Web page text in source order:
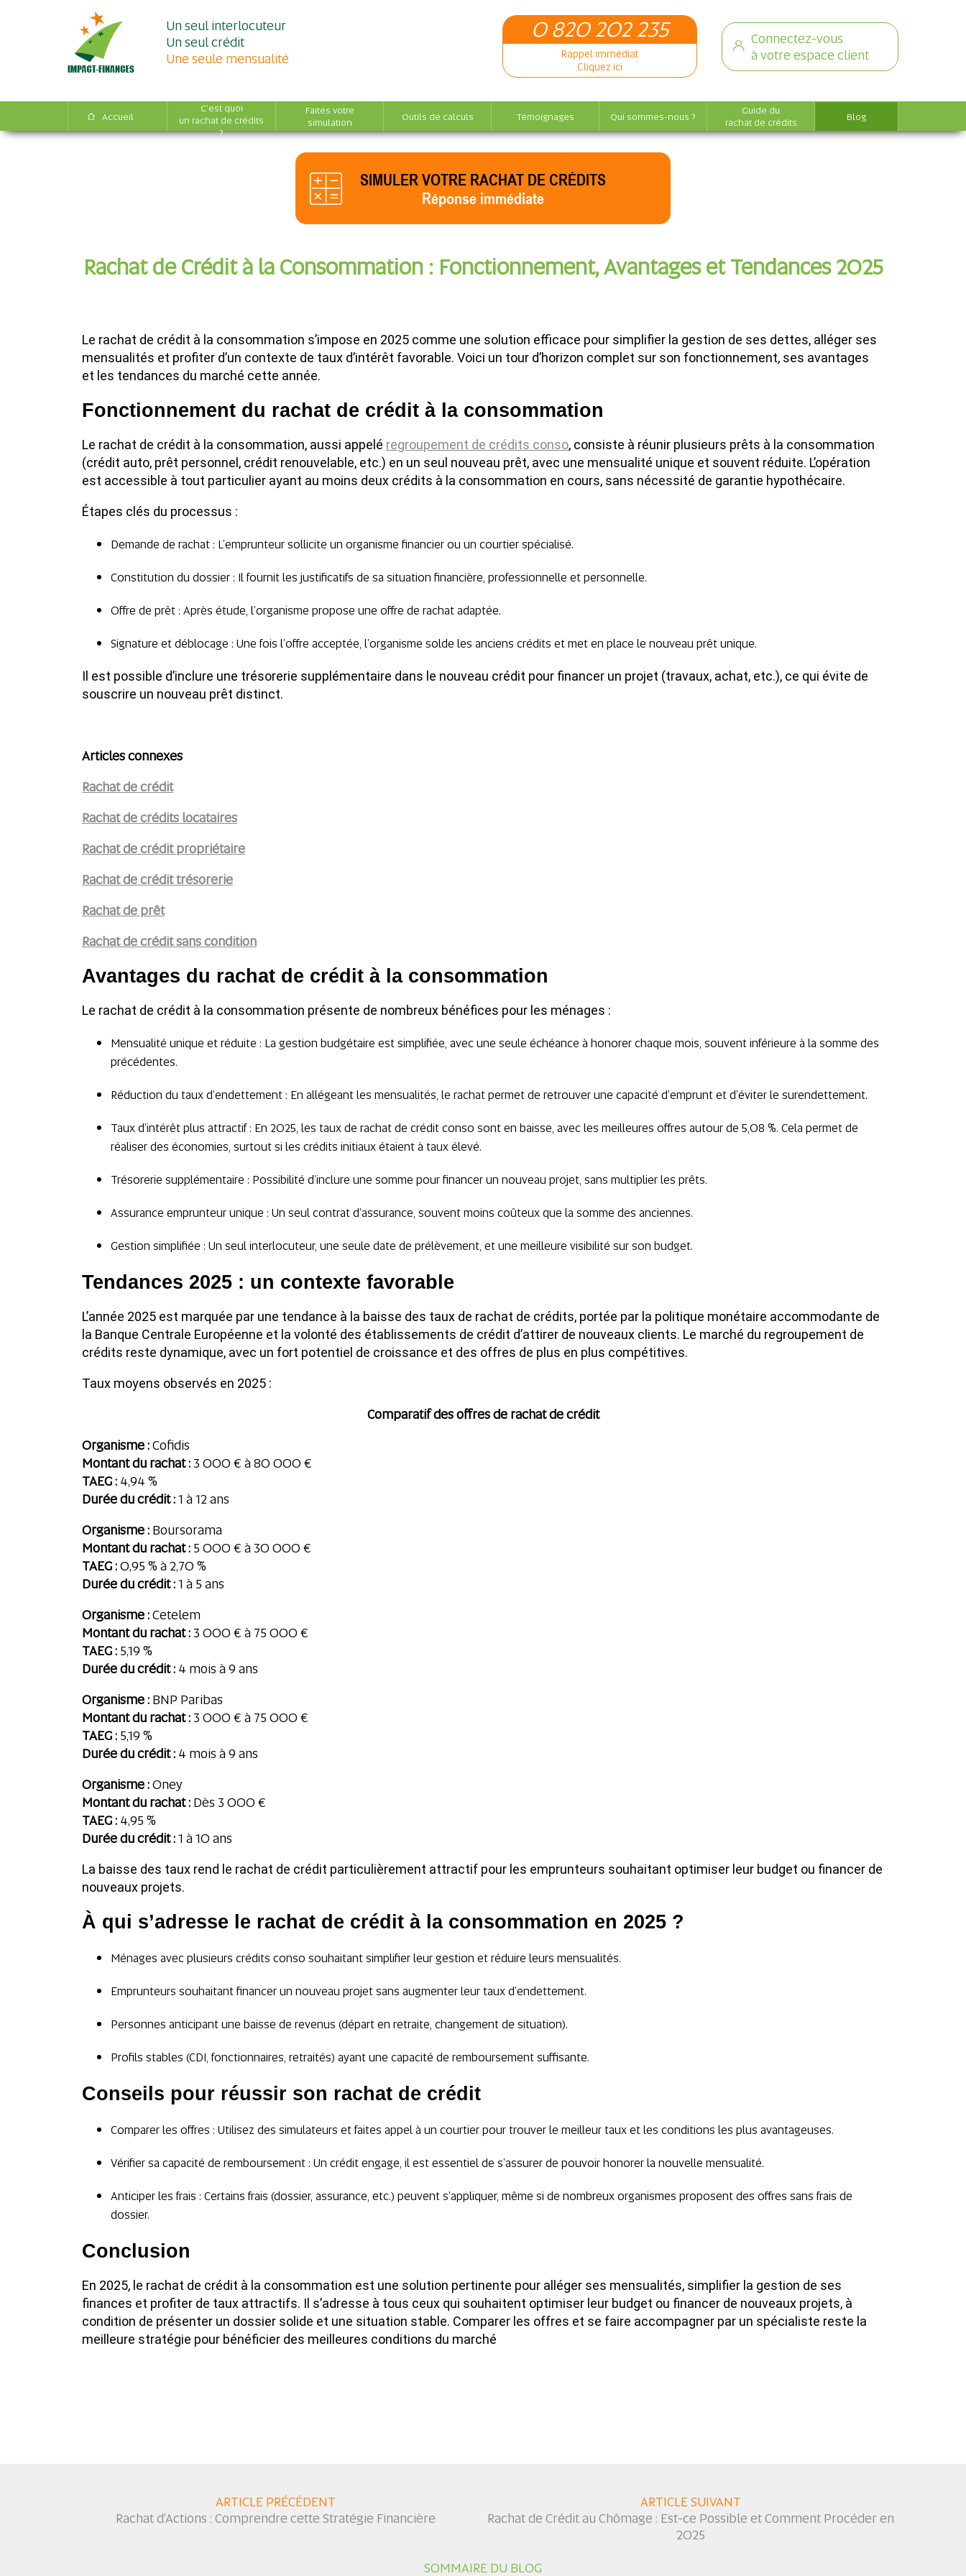
Un seul interlocuteur
Un seul crédit
Une seule mensualité
0 820 202 235
Rappel immédiat
Cliquez ici
Connectez-vous
à votre espace client
Accueil
C'est quoi
un rachat de crédits
?
Faites votre
simulation
Outils de calculs Témoignages Qui sommes-nous ?
Guide du
rachat de crédits
Blog
SIMULER VOTRE RACHAT DE CRÉDITS
Réponse immédiate
Rachat de Crédit à la Consommation : Fonctionnement, Avantages et Tendances 2025
Le rachat de crédit à la consommation s’impose en 2025 comme une solution efficace pour simplifier la gestion de ses dettes, alléger ses
mensualités et profiter d’un contexte de taux d’intérêt favorable. Voici un tour d’horizon complet sur son fonctionnement, ses avantages
et les tendances du marché cette année.
Fonctionnement du rachat de crédit à la consommation
Le rachat de crédit à la consommation, aussi appelé regroupement de crédits conso, consiste à réunir plusieurs prêts à la consommation
(crédit auto, prêt personnel, crédit renouvelable, etc.) en un seul nouveau prêt, avec une mensualité unique et souvent réduite. L’opération
est accessible à tout particulier ayant au moins deux crédits à la consommation en cours, sans nécessité de garantie hypothécaire.
Étapes clés du processus :
Demande de rachat : L’emprunteur sollicite un organisme financier ou un courtier spécialisé.
Constitution du dossier : Il fournit les justificatifs de sa situation financière, professionnelle et personnelle.
Offre de prêt : Après étude, l’organisme propose une offre de rachat adaptée.
Signature et déblocage : Une fois l’offre acceptée, l’organisme solde les anciens crédits et met en place le nouveau prêt unique.
Il est possible d’inclure une trésorerie supplémentaire dans le nouveau crédit pour financer un projet (travaux, achat, etc.), ce qui évite de
souscrire un nouveau prêt distinct.
Articles connexes
Rachat de crédit
Rachat de crédits locataires
Rachat de crédit propriétaire
Rachat de crédit trésorerie
Rachat de prêt
Rachat de crédit sans condition
Avantages du rachat de crédit à la consommation
Le rachat de crédit à la consommation présente de nombreux bénéfices pour les ménages :
Mensualité unique et réduite : La gestion budgétaire est simplifiée, avec une seule échéance à honorer chaque mois, souvent inférieure à la somme des
précédentes.
Réduction du taux d’endettement : En allégeant les mensualités, le rachat permet de retrouver une capacité d’emprunt et d’éviter le surendettement.
Taux d’intérêt plus attractif : En 2025, les taux de rachat de crédit conso sont en baisse, avec les meilleures offres autour de 5,08 %. Cela permet de
réaliser des économies, surtout si les crédits initiaux étaient à taux élevé.
Trésorerie supplémentaire : Possibilité d’inclure une somme pour financer un nouveau projet, sans multiplier les prêts.
Assurance emprunteur unique : Un seul contrat d’assurance, souvent moins coûteux que la somme des anciennes.
Gestion simplifiée : Un seul interlocuteur, une seule date de prélèvement, et une meilleure visibilité sur son budget.
Tendances 2025 : un contexte favorable
L’année 2025 est marquée par une tendance à la baisse des taux de rachat de crédits, portée par la politique monétaire accommodante de
la Banque Centrale Européenne et la volonté des établissements de crédit d’attirer de nouveaux clients. Le marché du regroupement de
crédits reste dynamique, avec un fort potentiel de croissance et des offres de plus en plus compétitives.
Taux moyens observés en 2025 :
Comparatif des offres de rachat de crédit
Organisme :Cofidis
Montant du rachat : 3 000 € à 80 000 €
TAEG : 4,94 %
Durée du crédit :1 à 12 ans
Organisme : Boursorama
Montant du rachat : 5 000 € à 30 000 €
TAEG :0,95 % à 2,70 %
Durée du crédit :1 à 5 ans
Organisme :Cetelem
Montant du rachat : 3 000 € à 75 000 €
TAEG : 5,19 %
Durée du crédit : 4 mois à 9 ans
Organisme : BNP Paribas
Montant du rachat : 3 000 € à 75 000 €
TAEG : 5,19 %
Durée du crédit : 4 mois à 9 ans
Organisme :Oney
Montant du rachat : Dès 3 000 €
TAEG : 4,95 %
Durée du crédit :1 à 10 ans
La baisse des taux rend le rachat de crédit particulièrement attractif pour les emprunteurs souhaitant optimiser leur budget ou financer de
nouveaux projets.
À qui s’adresse le rachat de crédit à la consommation en 2025 ?
Ménages avec plusieurs crédits conso souhaitant simplifier leur gestion et réduire leurs mensualités.
Emprunteurs souhaitant financer un nouveau projet sans augmenter leur taux d’endettement.
Personnes anticipant une baisse de revenus (départ en retraite, changement de situation).
Profils stables (CDI, fonctionnaires, retraités) ayant une capacité de remboursement suffisante.
Conseils pour réussir son rachat de crédit
Comparer les offres : Utilisez des simulateurs et faites appel à un courtier pour trouver le meilleur taux et les conditions les plus avantageuses.
Vérifier sa capacité de remboursement : Un crédit engage, il est essentiel de s’assurer de pouvoir honorer la nouvelle mensualité.
Anticiper les frais : Certains frais (dossier, assurance, etc.) peuvent s’appliquer, même si de nombreux organismes proposent des offres sans frais de
dossier.
Conclusion
En 2025, le rachat de crédit à la consommation est une solution pertinente pour alléger ses mensualités, simplifier la gestion de ses
finances et profiter de taux attractifs. Il s’adresse à tous ceux qui souhaitent optimiser leur budget ou financer de nouveaux projets, à
condition de présenter un dossier solide et une situation stable. Comparer les offres et se faire accompagner par un spécialiste reste la
meilleure stratégie pour bénéficier des meilleures conditions du marché
ARTICLE PRÉCÉDENT
Rachat d'Actions : Comprendre cette Stratégie Financière
ARTICLE SUIVANT
Rachat de Crédit au Chômage : Est-ce Possible et Comment Procéder en
2025
SOMMAIRE DU BLOG